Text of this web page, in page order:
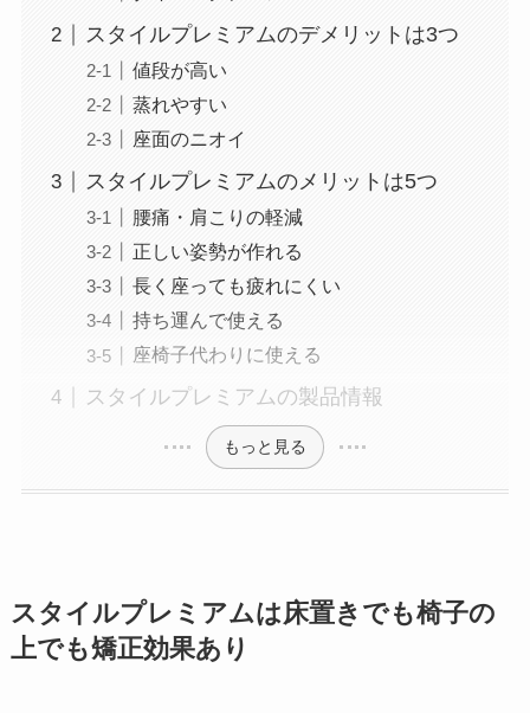
スタイルプレミアムのデメリットは3つ
値段が高い
蒸れやすい
座面のニオイ
スタイルプレミアムのメリットは5つ
腰痛・肩こりの軽減
正しい姿勢が作れる
長く座っても疲れにくい
持ち運んで使える
座椅子代わりに使える
スタイルプレミアムの製品情報
もっと見る
スタイルプレミアムは床置きでも椅子の
上でも矯正効果あり